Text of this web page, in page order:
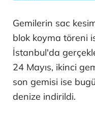
Gemilerin sac
blok koyma töreni
İstanbul'da
24 Mayıs, ikinci
son gemisi ise
denize indirildi.